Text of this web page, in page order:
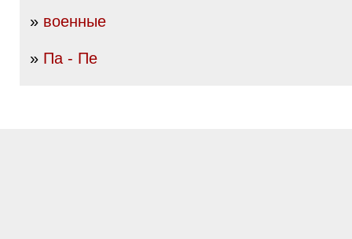
» военные
» Па - Пе